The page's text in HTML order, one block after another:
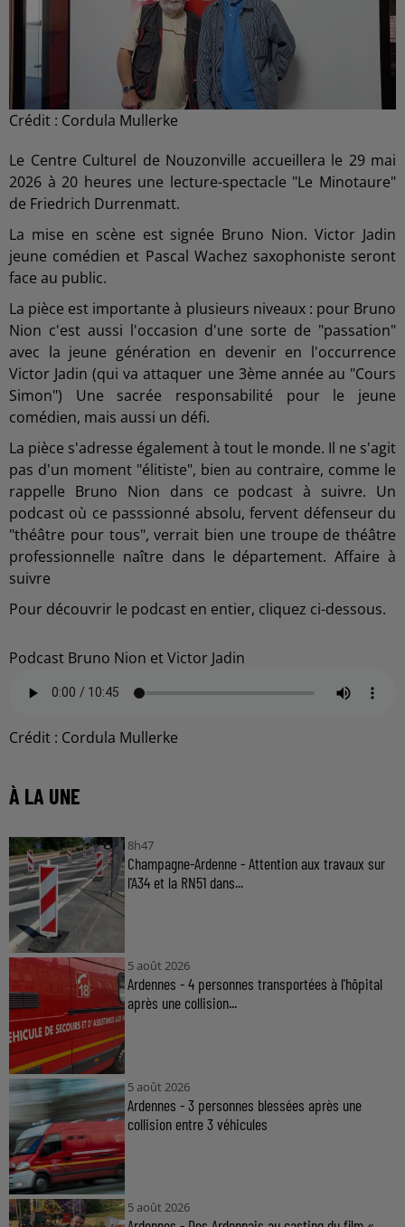
Crédit : Cordula Mullerke
Le Centre Culturel de Nouzonville accueillera le 29 mai
2026 à 20 heures une lecture-spectacle "Le Minotaure"
de Friedrich Durrenmatt.
La mise en scène est signée Bruno Nion. Victor Jadin
jeune comédien et Pascal Wachez saxophoniste seront
face au public.
La pièce est importante à plusieurs niveaux : pour Bruno
Nion c'est aussi l'occasion d'une sorte de "passation"
avec la jeune génération en devenir en l'occurrence
Victor Jadin (qui va attaquer une 3ème année au "Cours
Simon") Une sacrée responsabilité pour le jeune
comédien, mais aussi un défi.
La pièce s'adresse également à tout le monde. Il ne s'agit
pas d'un moment "élitiste", bien au contraire, comme le
rappelle Bruno Nion dans ce podcast à suivre. Un
podcast où ce passsionné absolu, fervent défenseur du
"théâtre pour tous", verrait bien une troupe de théâtre
professionnelle naître dans le département. Affaire à
suivre
Pour découvrir le podcast en entier, cliquez ci-dessous.
Podcast Bruno Nion et Victor Jadin
Crédit : Cordula Mullerke
À LA UNE
8h47
Champagne-Ardenne - Attention aux travaux sur
l'A34 et la RN51 dans...
5 août 2026
Ardennes - 4 personnes transportées à l'hôpital
après une collision...
5 août 2026
Ardennes - 3 personnes blessées après une
collision entre 3 véhicules
5 août 2026